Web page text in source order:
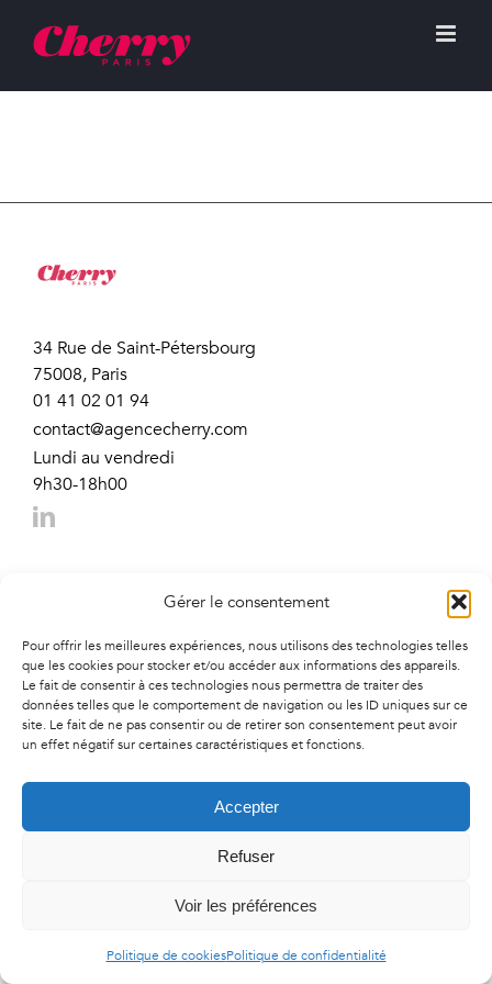
Gérer le consentement
Pour offrir les meilleures expériences, nous utilisons des technologies telles
que les cookies pour stocker et/ou accéder aux informations des appareils.
Le fait de consentir à ces technologies nous permettra de traiter des
données telles que le comportement de navigation ou les ID uniques sur ce
site. Le fait de ne pas consentir ou de retirer son consentement peut avoir
un effet négatif sur certaines caractéristiques et fonctions.
Accepter
Refuser
Voir les préférences
Politique de cookiesPolitique de confidentialité
34 Rue de Saint-Pétersbourg
75008, Paris
01 41 02 01 94
contact@agencecherry.com
Lundi au vendredi
9h30-18h00
2026 | Agence Cherry - Tous droit réservés -
Mentions
Politique de confidentialité-Politique de cookies